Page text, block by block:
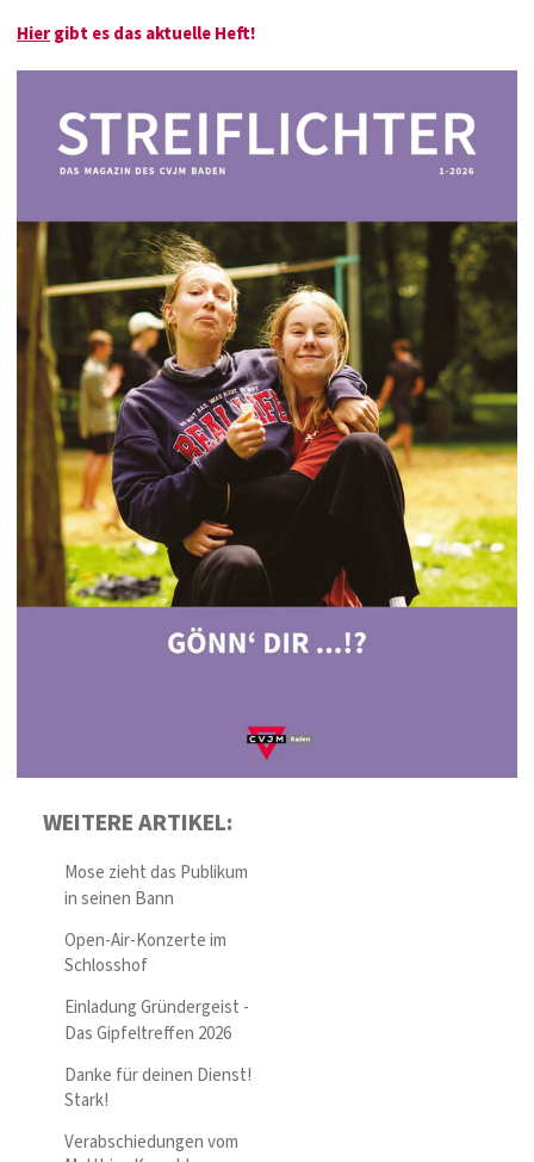
Hiergibt es das aktuelle Heft!
WEITERE ARTIKEL:
Mose zieht das Publikum
in seinen Bann
Open-Air-Konzerte im
Schlosshof
Einladung Gründergeist -
Das Gipfeltreffen 2026
Danke für deinen Dienst!
Stark!
Verabschiedungen vom